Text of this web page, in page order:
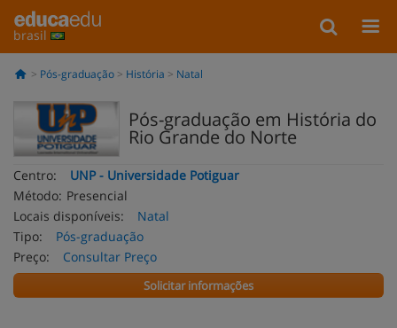
brasil
Pós-graduação História Natal
Pós-graduação em História do
Rio Grande do Norte
Centro:
UNP - Universidade Potiguar
Método: Presencial
Locais disponíveis:
Natal
Tipo:
Pós-graduação
Preço:
Consultar Preço
Solicitar informações